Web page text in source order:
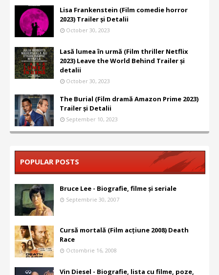
Lisa Frankenstein (Film comedie horror
2023) Trailer și Detalii
October 30, 2023
Lasă lumea în urmă (Film thriller Netflix
2023) Leave the World Behind Trailer și
detalii
October 30, 2023
The Burial (Film dramă Amazon Prime 2023)
Trailer și Detalii
September 10, 2023
POPULAR POSTS
Bruce Lee - Biografie, filme și seriale
Septembrie 30, 2007
Cursă mortală (Film acțiune 2008) Death
Race
Octombrie 16, 2008
Vin Diesel - Biografie, lista cu filme, poze,